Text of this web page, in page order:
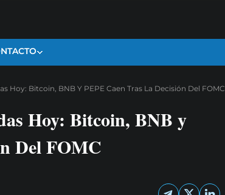
Hoy: Bitcoin, BNB Y PEPE Caen Tras La Decisión Del FOMC
Hoy: Bitcoin, BNB y
Del FOMC